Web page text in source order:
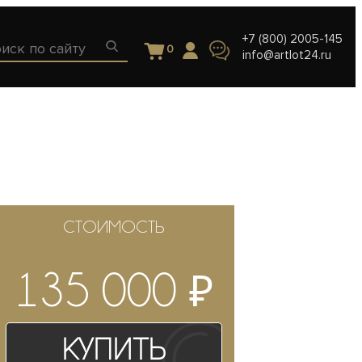
0
+7 (800) 2005-145
info@artlot24.ru
СТОИМОСТЬ
135 000 ₽
Купить